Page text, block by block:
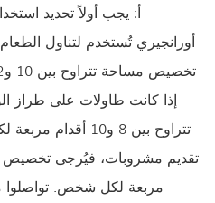
أ: يجب أولاً تحديد
أورانجيري تُستخدم لتناول
إذا كانت طاولات على طراز
تتراوح بين 8 و10
مربعة لكل شخص. تواصلوا